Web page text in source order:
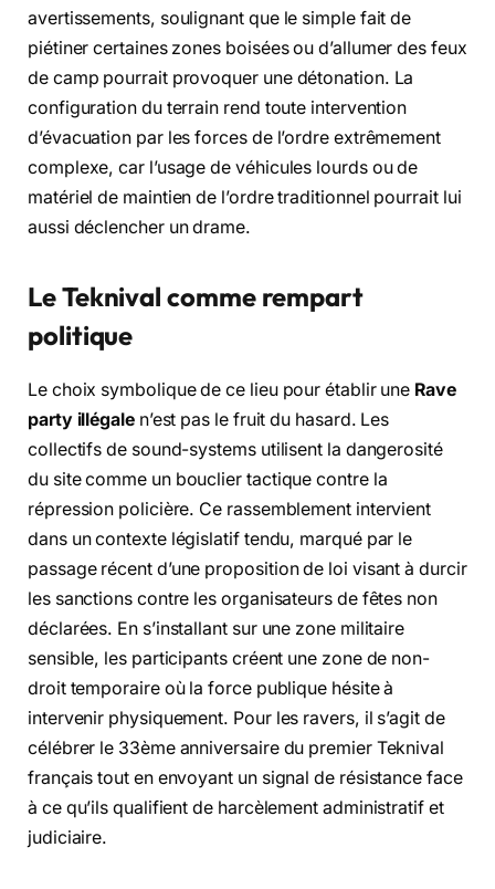
avertissements, soulignant que le simple fait de
piétiner certaines zones boisées ou d’allumer des feux
de camp pourrait provoquer une détonation. La
configuration du terrain rend toute intervention
d’évacuation par les forces de l’ordre extrêmement
complexe, car l’usage de véhicules lourds ou de
matériel de maintien de l’ordre traditionnel pourrait lui
aussi déclencher un drame.
Le Teknival comme rempart
politique
Le choix symbolique de ce lieu pour établir une Rave
party illégalen’est pas le fruit du hasard. Les
collectifs de sound-systems utilisent la dangerosité
du site comme un bouclier tactique contre la
répression policière. Ce rassemblement intervient
dans un contexte législatif tendu, marqué par le
passage récent d’une proposition de loi visant à durcir
les sanctions contre les organisateurs de fêtes non
déclarées. En s’installant sur une zone militaire
sensible, les participants créent une zone de non-
droit temporaire où la force publique hésite à
intervenir physiquement. Pour les ravers, il s’agit de
célébrer le 33ème anniversaire du premier Teknival
français tout en envoyant un signal de résistance face
à ce qu’ils qualifient de harcèlement administratif et
judiciaire.